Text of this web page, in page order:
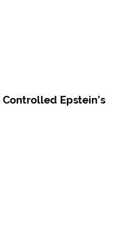
Epstein’s